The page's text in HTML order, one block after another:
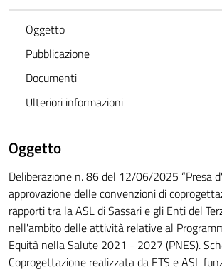
Oggetto
Pubblicazione
Documenti
Ulteriori informazioni
Oggetto
Deliberazione n. 86 del 12/06/2025 “Presa
approvazione delle convenzioni di
rapporti tra la ASL di Sassari e gli Enti del
nell'ambito delle attività relative al
Equità nella Salute 2021 - 2027 (PNES).
Coprogettazione realizzata da ETS e ASL